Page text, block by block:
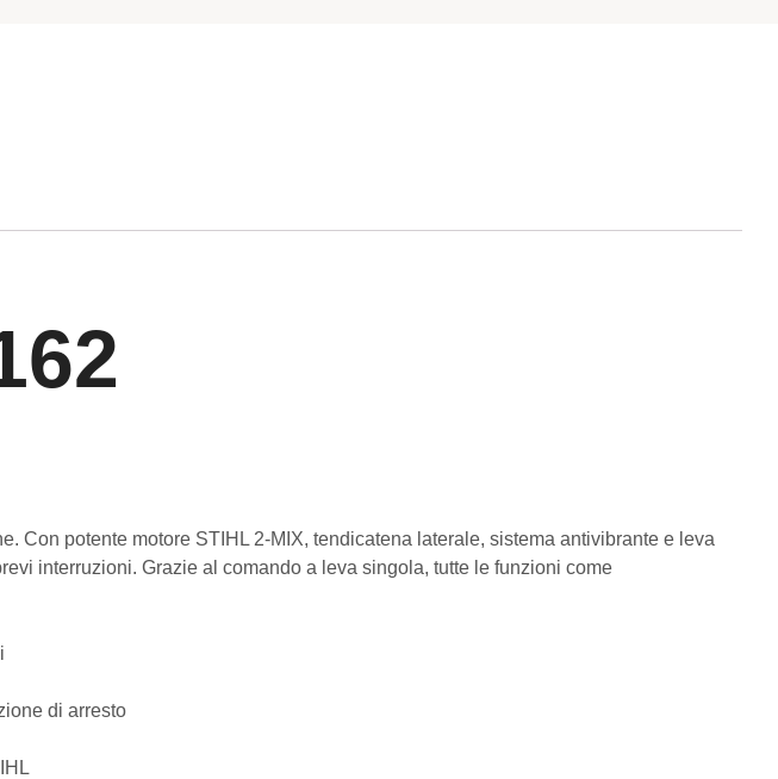
Con potente motore STIHL 2-MIX, tendicatena laterale, sistema antivibrante e leva
interruzioni. Grazie al comando a leva singola, tutte le funzioni come
di arresto